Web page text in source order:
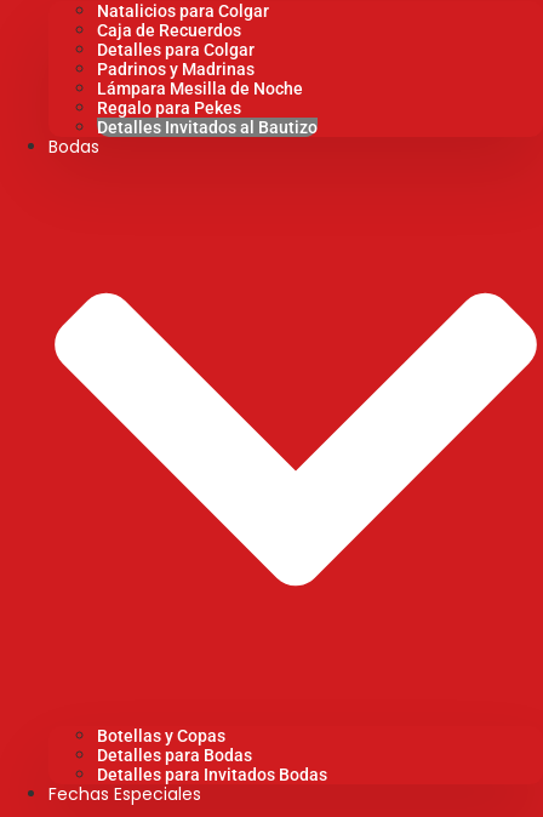
Natalicios para Colgar
Caja de Recuerdos
Detalles para Colgar
Padrinos y Madrinas
Lámpara Mesilla de Noche
Regalo para Pekes
Detalles Invitados al Bautizo
Bodas
Botellas y Copas
Detalles para Bodas
Detalles para Invitados Bodas
Fechas Especiales